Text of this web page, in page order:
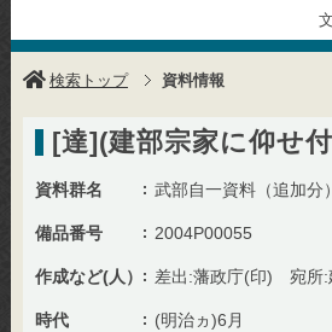
検索トップ 資料情報
[達](建部宗家に仰せ
資料群名 武部自一資料（追加分）
備品番号 2004P00055
作成など(人） 差出:藩政庁(印) 宛所:
時代 (明治ヵ)6月